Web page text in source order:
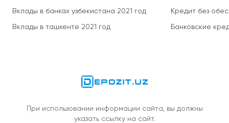
Вклады в банках узбекистана 2021 год
Вклады в ташкенте 2021 год
Кредит без
Банковские
При использовании информации сайта, вы должны
указать ссылку на сайт.